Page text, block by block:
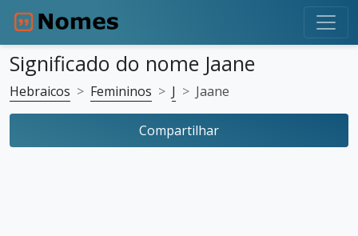
Significado do nome Jaane
Hebraicos Femininos J Jaane
Compartilhar